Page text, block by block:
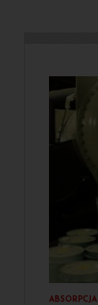
ABSORPCJA